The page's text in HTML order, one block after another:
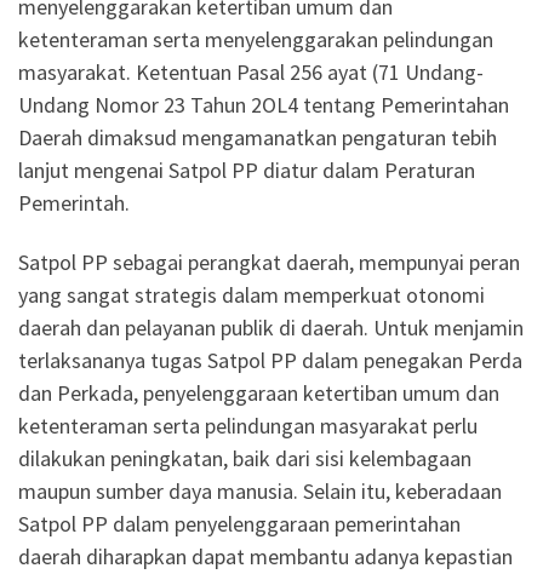
menyelenggarakan ketertiban umum dan
ketenteraman serta menyelenggarakan pelindungan
masyarakat. Ketentuan Pasal 256 ayat (71 Undang-
Undang Nomor 23 Tahun 2OL4 tentang Pemerintahan
Daerah dimaksud mengamanatkan pengaturan tebih
lanjut mengenai Satpol PP diatur dalam Peraturan
Pemerintah.
Satpol PP sebagai perangkat daerah, mempunyai peran
yang sangat strategis dalam memperkuat otonomi
daerah dan pelayanan publik di daerah. Untuk menjamin
terlaksananya tugas Satpol PP dalam penegakan Perda
dan Perkada, penyelenggaraan ketertiban umum dan
ketenteraman serta pelindungan masyarakat perlu
dilakukan peningkatan, baik dari sisi kelembagaan
maupun sumber daya manusia. Selain itu, keberadaan
Satpol PP dalam penyelenggaraan pemerintahan
daerah diharapkan dapat membantu adanya kepastian